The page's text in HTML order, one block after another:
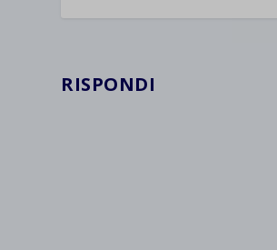
RISPONDI